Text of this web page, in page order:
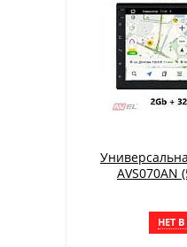
AVS070AN
НЕТ